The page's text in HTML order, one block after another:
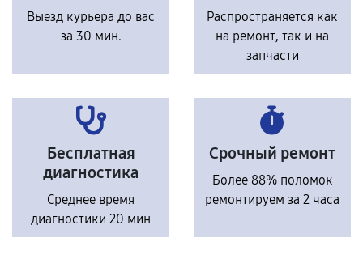
Выезд курьера до вас
за 30 мин.
Распространяется как
на ремонт, так и на
запчасти
Бесплатная
диагностика
Среднее время
диагностики 20 мин
Срочный ремонт
Более 88% поломок
ремонтируем за 2 часа